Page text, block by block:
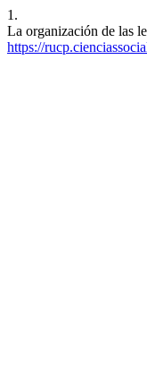
1.
La organización de las
https://